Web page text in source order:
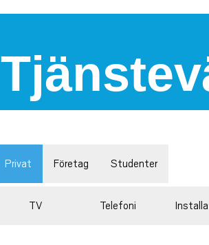
Privat Företag Studenter
TV Telefoni